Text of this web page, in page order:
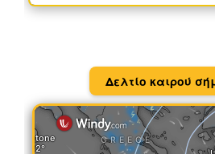
Δελτίο καιρού